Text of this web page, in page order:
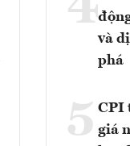
và
phá
5 CPI
giá